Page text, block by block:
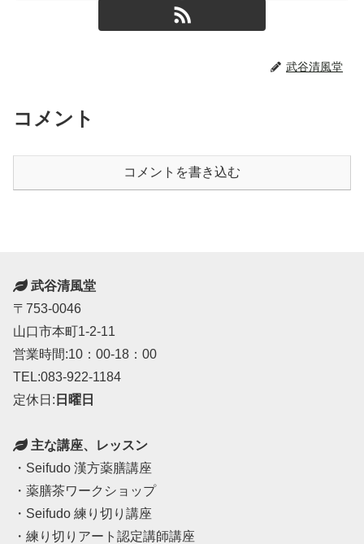
武谷清風堂
コメント
コメントを書き込む
武谷清風堂
〒753-0046
山口市本町1-2-11
営業時間:10：00-18：00
TEL:083-922-1184
定休日: 日曜日
主な講座、レッスン
・Seifudo 漢方薬膳講座
・薬膳茶ワークショップ
・Seifudo 練り切り講座
・練り切りアート認定講師講座